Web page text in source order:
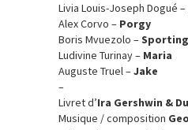
Livia Louis-Joseph Dogué –
Alex Corvo – Porgy
Boris Mvuezolo –
Ludivine Turinay – Maria
Auguste Truel –Jake
–
Livret d’Ira Gershwin &
Musique / composition